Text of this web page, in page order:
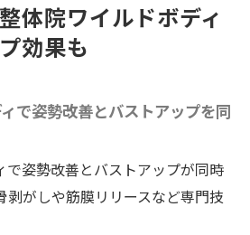
体院ワイルドボディ
効果も
で姿勢改善とバストアップを同
で姿勢改善とバストアップが同時
剥がしや筋膜リリースなど専門技